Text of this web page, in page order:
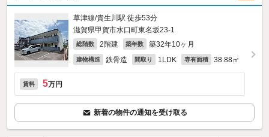
草津線/貴生川駅 徒歩53分
滋賀県甲賀市水口町東名坂23‐1
総階数 2階建 築年数 築32年10ヶ月
建物構造 鉄骨造 間取り 1LDK 専有面積 38.88㎡
賃料 5万円
新着の物件の通知を受け取る